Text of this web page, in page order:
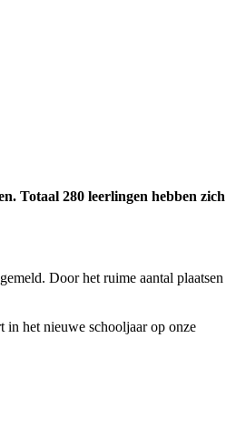
Totaal 280 leerlingen hebben zich
Door het ruime aantal plaatsen
in het nieuwe schooljaar op onze